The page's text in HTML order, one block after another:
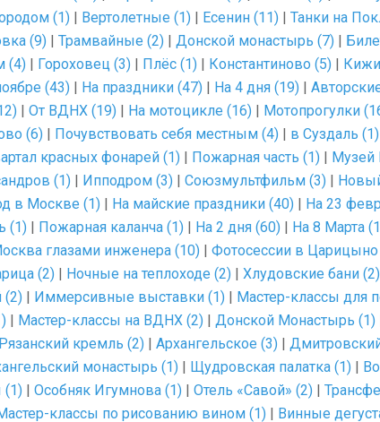
(1) | Вертолетные (1) | Есенин (11) | Танки на
(9) | Трамвайные (2) | Донской монастырь (7) |
(4) | Гороховец (3) | Плёс (1) | Константиново (5) |
(43) | На праздники (47) | На 4 дня (19) |
| От ВДНХ (19) | На мотоцикле (16) | Мотопрогулки
(6) | Почувствовать себя местным (4) | в Суздаль (1)
красных фонарей (1) | Пожарная часть (1) | Музей
(1) | Ипподром (3) | Союзмультфильм (3) |
в Москве (1) | На майские праздники (40) | На 23
(1) | Пожарная каланча (1) | На 2 дня (60) | На 8 Марта
глазами инженера (10) | Фотосессии в Царицыно
(2) | Ночные на теплоходе (2) | Хлудовские бани (2)
(2) | Иммерсивные выставки (1) | Мастер-классы для
| Мастер-классы на ВДНХ (2) | Донской Монастырь (1)
Рязанский кремль (2) | Архангельское (3) |
монастырь (1) | Щудровская палатка (1) |
(1) | Особняк Игумнова (1) | Отель «Савой» (2) |
классы по рисованию вином (1) | Винные